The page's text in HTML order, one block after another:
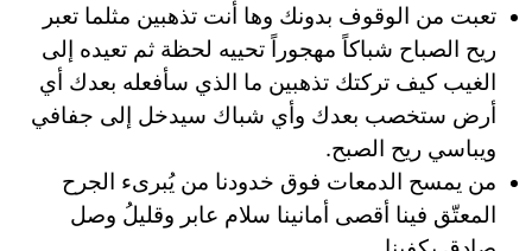
تعبت من الوقوف بدونك وها أنت تذهبين مثلما تعبر
ريح الصباح شباكاً مهجوراً تحييه لحظة ثم تعيده إلى
الغيب كيف تركتك تذهبين ما الذي سأفعله بعدك أي
أرض ستخصب بعدك وأي شباك سيدخل إلى جفافي
ويباسي ريح الصبح.
من يمسح الدمعات فوق خدودنا من يُبرىء الجرح
المعتّق فينا أقصى أمانينا سلام عابر وقليلُ وصل